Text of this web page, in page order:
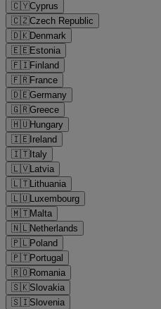
🇨🇾Cyprus
🇨🇿Czech Republic
🇩🇰Denmark
🇪🇪Estonia
🇫🇮Finland
🇫🇷France
🇩🇪Germany
🇬🇷Greece
🇭🇺Hungary
🇮🇪Ireland
🇮🇹Italy
🇱🇻Latvia
🇱🇹Lithuania
🇱🇺Luxembourg
🇲🇹Malta
🇳🇱Netherlands
🇵🇱Poland
🇵🇹Portugal
🇷🇴Romania
🇸🇰Slovakia
🇸🇮Slovenia